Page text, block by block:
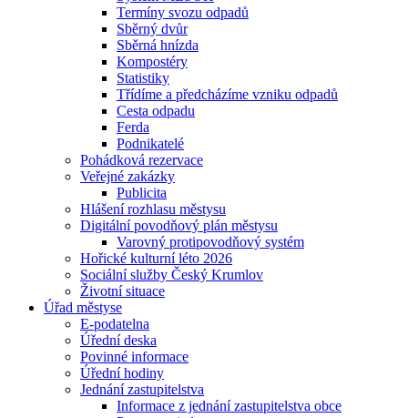
Termíny svozu odpadů
Sběrný dvůr
Sběrná hnízda
Kompostéry
Statistiky
Třídíme a předcházíme vzniku odpadů
Cesta odpadu
Ferda
Podnikatelé
Pohádková rezervace
Veřejné zakázky
Publicita
Hlášení rozhlasu městysu
Digitální povodňový plán městysu
Varovný protipovodňový systém
Hořické kulturní léto 2026
Sociální služby Český Krumlov
Životní situace
Úřad městyse
E-podatelna
Úřední deska
Povinné informace
Úřední hodiny
Jednání zastupitelstva
Informace z jednání zastupitelstva obce